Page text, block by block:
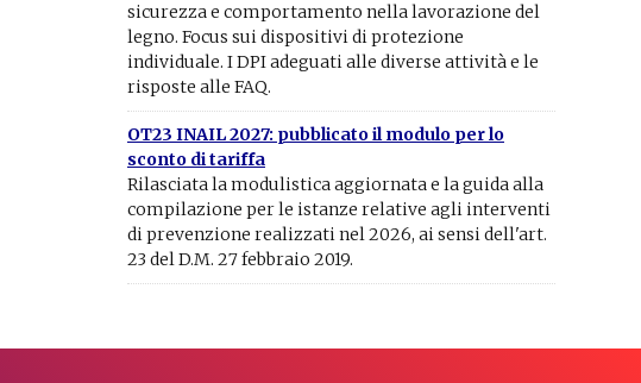
sicurezza e comportamento nella lavorazione del
legno. Focus sui dispositivi di protezione
individuale. I DPI adeguati alle diverse attività e le
risposte alle FAQ.
OT23 INAIL 2027: pubblicato il modulo per lo
sconto di tariffa
Rilasciata la modulistica aggiornata e la guida alla
compilazione per le istanze relative agli interventi
di prevenzione realizzati nel 2026, ai sensi dell'art.
23 del D.M. 27 febbraio 2019.